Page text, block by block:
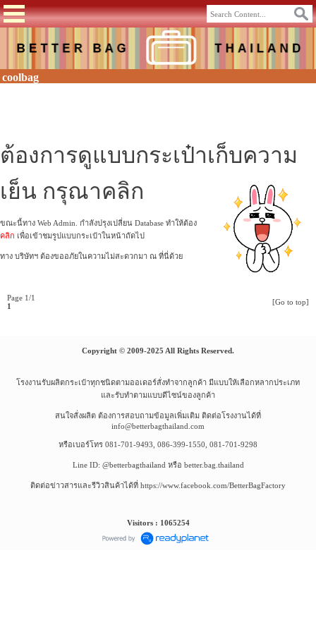
coolbag
ต้องการดูแบบกระเป๋าเก็บความ
เย็น กรุณาคลิก
ขณะนี้ทาง Web Admin. กำลังปรุงเปลี่ยน Database ทำให้ต้อง
คลิก เพื่อเข้าชมรูปแบบกระเป๋าในหน้าถัดไป
ทาง บริษัทฯ ต้องขออภัยในความไม่สะดวกมา ณ ที่นี่ด้วย
Page 1/1
1
[Go to top]
Copyright © 2009-2025 All Rights Reserved.
โรงงานรับผลิตกระเป๋าทุกชนิดตามออเดอร์สั่งทำจากลูกค้า มีแบบให้เลือกหลากประเภท
และรับทำตามแบบดีไซน์ของลูกค้า
สนใจสั่งผลิต ต้องการสอบถามข้อมูลเพิ่มเติม ติดต่อโรงงานได้ที่
info@betterbagthailand.com
หรือเบอร์โทร 081-701-9493, 086-399-1550, 081-701-9298
Line ID: @betterbagthailand หรือ better.bag.thailand
ติดต่อข่าวสารและรีวิวสินค้าได้ที่ https://www.facebook.com/BetterBagFactory
Visitors : 1065254